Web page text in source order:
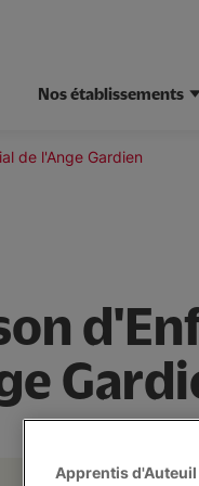
Nos établissements
de l'Ange Gardien
Apprentis